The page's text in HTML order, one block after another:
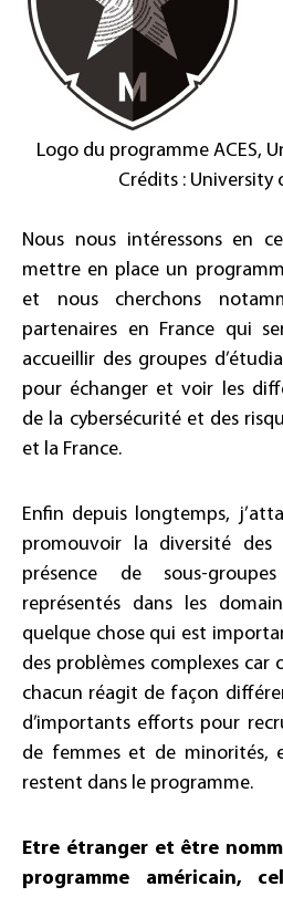
Logo du programme ACES,
Crédits : University
Nous nous intéressons en
mettre en place un
et nous cherchons
partenaires en France qui
accueillir des groupes
pour échanger et voir les
de la cybersécurité et des
et la France.
Enfin depuis longtemps,
promouvoir la diversité
présence de sous-
représentés dans les
quelque chose qui est
des problèmes complexes car
chacun réagit de façon
d’importants efforts pour
de femmes et de minorités,
restent dans le programme.
Etre étranger et être
programme américain,